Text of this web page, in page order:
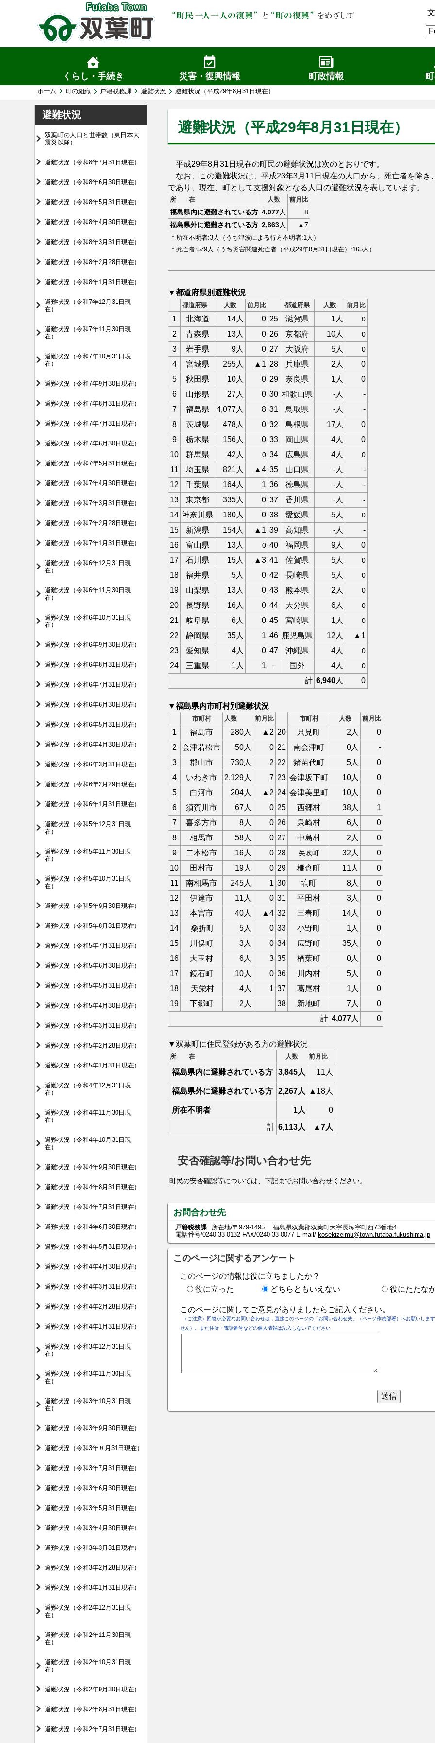
くらし・手続き 災害・復興情報 町政情報
ホーム 町の組織 戸籍税務課 避難状況 避難状況（平成29年8月31日現在）
避難状況
双葉町の人口と世帯数（東日本大
震災以降）
避難状況（令和8年7月31日現在）
避難状況（令和8年6月30日現在）
避難状況（令和8年5月31日現在）
避難状況（令和8年4月30日現在）
避難状況（令和8年3月31日現在）
避難状況（令和8年2月28日現在）
避難状況（令和8年1月31日現在）
避難状況（令和7年12月31日現
在）
避難状況（令和7年11月30日現
在）
避難状況（令和7年10月31日現
在）
避難状況（令和7年9月30日現在）
避難状況（令和7年8月31日現在）
避難状況（令和7年7月31日現在）
避難状況（令和7年6月30日現在）
避難状況（令和7年5月31日現在）
避難状況（令和7年4月30日現在）
避難状況（令和7年3月31日現在）
避難状況（令和7年2月28日現在）
避難状況（令和7年1月31日現在）
避難状況（令和6年12月31日現
在）
避難状況（令和6年11月30日現
在）
避難状況（令和6年10月31日現
在）
避難状況（令和6年9月30日現在）
避難状況（令和6年8月31日現在）
避難状況（令和6年7月31日現在）
避難状況（令和6年6月30日現在）
避難状況（令和6年5月31日現在）
避難状況（令和6年4月30日現在）
避難状況（令和6年3月31日現在）
避難状況（令和6年2月29日現在）
避難状況（令和6年1月31日現在）
避難状況（令和5年12月31日現
在）
避難状況（令和5年11月30日現
在）
避難状況（令和5年10月31日現
在）
避難状況（令和5年9月30日現在）
避難状況（令和5年8月31日現在）
避難状況（令和5年7月31日現在）
避難状況（令和5年6月30日現在）
避難状況（令和5年5月31日現在）
避難状況（令和5年4月30日現在）
避難状況（令和5年3月31日現在）
避難状況（令和5年2月28日現在）
避難状況（令和5年1月31日現在）
避難状況（令和4年12月31日現
在）
避難状況（令和4年11月30日現
在）
避難状況（令和4年10月31日現
在）
避難状況（令和4年9月30日現在）
避難状況（令和4年8月31日現在）
避難状況（令和4年7月31日現在）
避難状況（令和4年6月30日現在）
避難状況（令和4年5月31日現在）
避難状況（令和4年4月30日現在）
避難状況（令和4年3月31日現在）
避難状況（令和4年2月28日現在）
避難状況（令和4年1月31日現在）
避難状況（令和3年12月31日現
在）
避難状況（令和3年11月30日現
在）
避難状況（令和3年10月31日現
在）
避難状況（令和3年9月30日現在）
避難状況（令和3年８月31日現在）
避難状況（令和3年7月31日現在）
避難状況（令和3年6月30日現在）
避難状況（令和3年5月31日現在）
避難状況（令和3年4月30日現在）
避難状況（令和3年3月31日現在）
避難状況（令和3年2月28日現在）
避難状況（令和3年1月31日現在）
避難状況（令和2年12月31日現
在）
避難状況（令和2年11月30日現
在）
避難状況（令和2年10月31日現
在）
避難状況（令和2年9月30日現在）
避難状況（令和2年8月31日現在）
避難状況（令和2年7月31日現在）
避難状況（平成29年8月31日現在）
平成29年8月31日現在の町民の避難状況は次のとおりです。
なお、この避難状況は、平成23年3月11日現在の人口から、死亡者を除き
であり、現在、町として支援対象となる人口の避難状況を表しています。
所 在 人数 前月比
福島県内に避難されている方 4,077人
8
福島県外に避難されている方 2,863人 ▲7
＊所在不明者:3人（うち津波による行方不明者:1人）
＊死亡者:579人（うち災害関連死亡者（平成29年8月31日現在）:165人）
▼都道府県別避難状況
都道府県 人数 前月比 都道府県 人数 前月比
1 北海道 14人 0 25 滋賀県 1人 0
2 青森県 13人 0 26 京都府 10人 0
3 岩手県 9人 0 27 大阪府 5人 0
4 宮城県 255人 ▲1 28 兵庫県 2人
0
5
秋田県 10人 0 29 奈良県 1人
0
6
山形県 27人 0 30 和歌山県 -人
-
7
福島県 4,077人 8 31 鳥取県 -人
-
8
茨城県 478人 0 32 島根県 17人
0
9
栃木県 156人 0 33 岡山県 4人
0
10
群馬県 42人 0 34 広島県 4人 0
11 埼玉県 821人 ▲4 35 山口県 -人
-
12
千葉県 164人 1 36 徳島県 -人
-
13
東京都 335人 0 37 香川県 -人 -
14 神奈川県 180人 0 38 愛媛県 5人 0
15 新潟県 154人 ▲1 39 高知県 -人
-
16
富山県 13人 0 40 福岡県 9人
0
17
石川県 15人 ▲3 41 佐賀県 5人 0
18 福井県 5人 0 42 長崎県 5人 0
19 山梨県 13人 0 43 熊本県 2人 0
20 長野県 16人 0 44 大分県 6人 0
21 岐阜県 6人 0 45 宮崎県 1人 0
22 静岡県 35人 1 46 鹿児島県 12人
▲1
23
愛知県 4人 0 47 沖縄県 4人 0
24 三重県 1人 1 － 国外 4人 0
計 6,940人 0
▼福島県内市町村別避難状況
市町村 人数 前月比 市町村 人数 前月比
1 福島市 280人 ▲2 20 只見町 2人
0
2
会津若松市 50人 0 21 南会津町 0人
-
3
郡山市 730人 2 22 猪苗代町 5人
0
4
いわき市 2,129人 7 23 会津坂下町 10人
0
5
白河市 204人 ▲2 24 会津美里町 10人
0
6
須賀川市 67人 0 25 西郷村 38人
1
7
喜多方市 8人 0 26 泉崎村 6人
0
8
相馬市 58人 0 27 中島村 2人
0
9
二本松市 16人 0 28 矢吹町 32人
0
10
田村市 19人 0 29 棚倉町 11人
0
11
南相馬市 245人 1 30 塙町 8人
0
12
伊達市 11人 0 31 平田村 3人
0
13
本宮市 40人 ▲4 32 三春町 14人
0
14
桑折町 5人 0 33 小野町 1人
0
15
川俣町 3人 0 34 広野町 35人
0
16
大玉村 6人 3 35 楢葉町 0人
0
17
鏡石町 10人 0 36 川内村 5人
0
18
天栄村 4人 1 37 葛尾村 1人
0
19
下郷町 2人 38 新地町 7人
0
計 4,077人 0
▼双葉町に住民登録がある方の避難状況
所 在 人数 前月比
福島県内に避難されている方 3,845人 11人
福島県外に避難されている方 2,267人 ▲18人
所在不明者 1人 0
計 6,113人 ▲7人
安否確認等/お問い合わせ先
町民の安否確認等については、下記までお問い合わせください。
お問合わせ先
戸籍税務課
所在地/〒979-1495 福島県双葉郡双葉町大字長塚字町西73番地4
電話番号/0240-33-0132 FAX/0240-33-0077 E-mail/ kosekizeimu@town.futaba.fukushima.jp
このページに関するアンケート
このページの情報は役に立ちましたか？
役に立った
どちらともいえない 役にたたな
このページに関してご意見がありましたらご記入ください。
（ご注意）回答が必要なお問い合わせは，直接このページの「お問い合わせ先」（ページ作成部署）へお願いしま
せん）。また住所・電話番号などの個人情報は記入しないでください